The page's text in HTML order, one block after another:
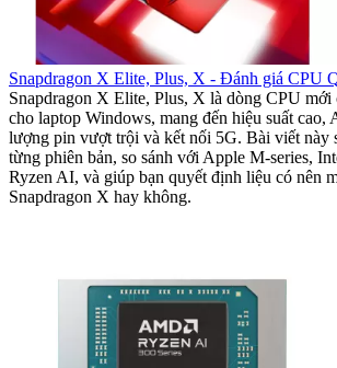
Snapdragon X Elite, Plus, X - Đánh giá CPU
Snapdragon X Elite, Plus, X là dòng CPU mới
cho laptop Windows, mang đến hiệu suất cao,
lượng pin vượt trội và kết nối 5G. Bài viết này
từng phiên bản, so sánh với Apple M-series,
Ryzen AI, và giúp bạn quyết định liệu có nên
Snapdragon X hay không.